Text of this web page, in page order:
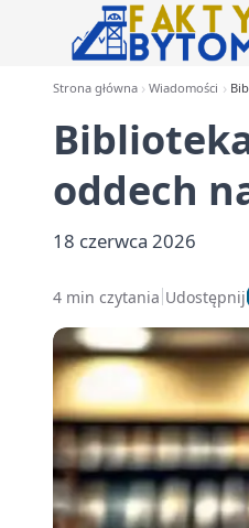
Strona główna Wiadomości
oddech
18 czerwca 2026
4 min czytania Udostępnij